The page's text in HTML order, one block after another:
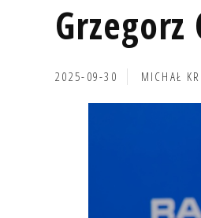
Grzegorz
2025-09-30 MICHAŁ